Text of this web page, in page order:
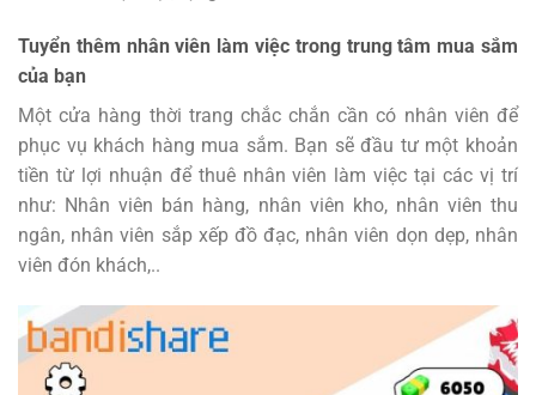
Tuyển thêm nhân viên làm việc trong trung tâm mua sắm
của bạn
Một cửa hàng thời trang chắc chắn cần có nhân viên để
phục vụ khách hàng mua sắm. Bạn sẽ đầu tư một khoản
tiền từ lợi nhuận để thuê nhân viên làm việc tại các vị trí
như: Nhân viên bán hàng, nhân viên kho, nhân viên thu
ngân, nhân viên sắp xếp đồ đạc, nhân viên dọn dẹp, nhân
viên đón khách,..